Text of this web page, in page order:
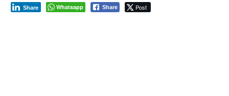
Whatsapp Share Post
Share